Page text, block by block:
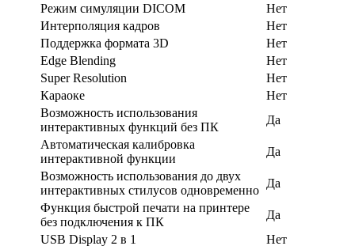
Режим симуляции DICOM
Нет
Интерполяция кадров
Нет
Поддержка формата 3D
Нет
Edge Blending
Нет
Super Resolution
Нет
Караоке
Нет
Возможность использования
интерактивных функций без ПК
Да
Автоматическая калибровка
интерактивной функции
Да
Возможность использования до двух
интерактивных стилусов одновременно
Да
Функция быстрой печати на принтере
без подключения к ПК
Да
USB Display 2 в 1
Нет